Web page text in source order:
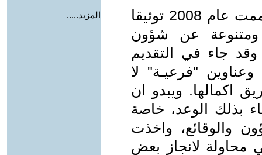
وبهدف التذكير اقول باني كنت قد اتممت عام 2008 توثيقا
ومتنوعة عن شؤون
جاء في التقديم
"فرعيـة" لا
اكمالها. ويبدو ان
بذلك الوعد، خاصة
والوقائع، واخذت
لانجاز بعض
المزيد.....